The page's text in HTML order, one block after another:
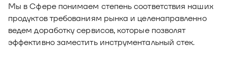
Мы в Сфере понимаем степень соответствия наших
продуктов требованиям рынка и целенаправленно
ведем доработку сервисов, которые позволят
эффективно заместить инструментальный стек.